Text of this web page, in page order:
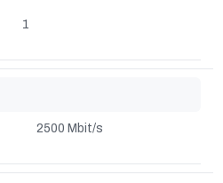
1
2500 Mbit/s